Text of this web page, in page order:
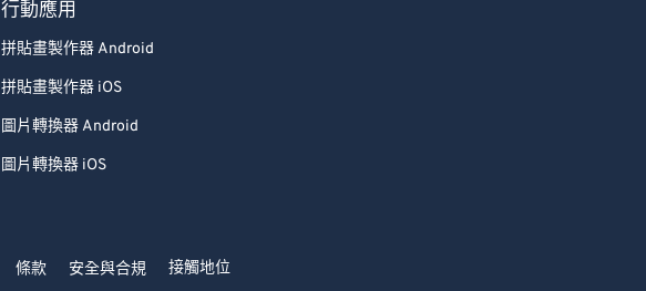
行動應用
拼貼畫製作器 Android
拼貼畫製作器 iOS
圖片轉換器 Android
圖片轉換器 iOS
條款 安全與合規 接觸地位